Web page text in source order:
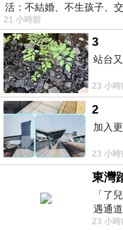
活：不結婚、不生孩子、
湖⋯⋯，
21 小時前
3
站台
23 小時
2
加入
23 小時
東灣
「了
遇通
細賞。
23 小時